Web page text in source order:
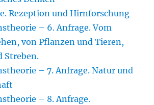
Rezeption und Hirnforschung
– 6. Anfrage. Vom
von Pflanzen und Tieren,
Streben.
– 7. Anfrage. Natur und
– 8. Anfrage.